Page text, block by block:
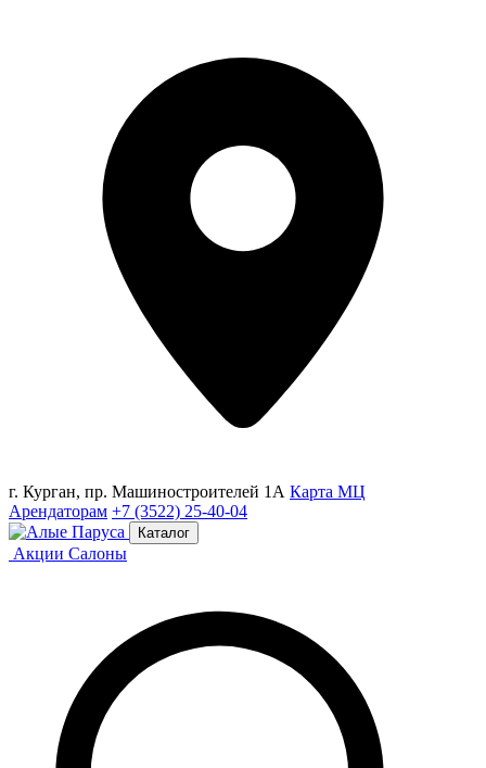
г. Курган, пр. Машиностроителей 1А Карта МЦ
Арендаторам +7 (3522) 25-40-04
Каталог
Акции Салоны